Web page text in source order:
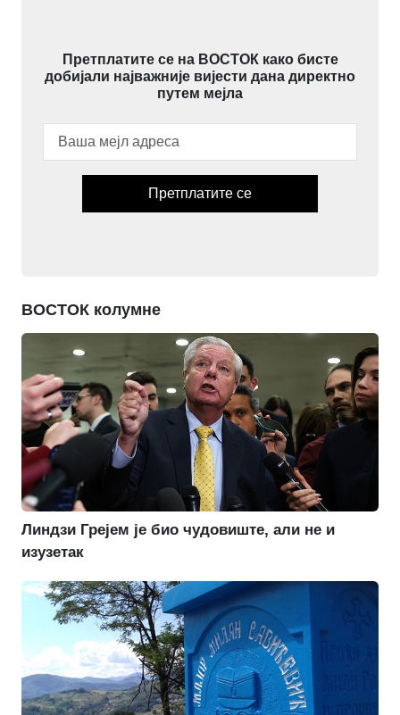
Претплатите се на ВОСТОК како бисте
добијали најважније вијести дана директно
путем мејла
Претплатите се
ВОСТОК колумне
Линдзи Грејем је био чудовиште, али не и
изузетак